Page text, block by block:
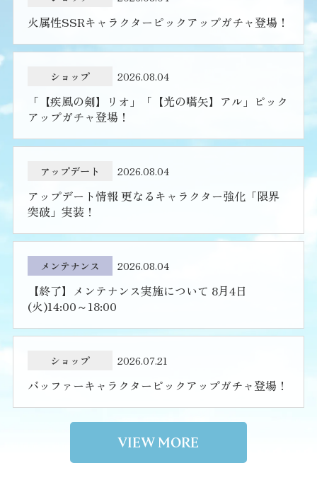
火属性SSRキャラクターピックアップガチャ登場！
ショップ 2026.08.04
「【疾風の剣】リオ」「【光の嚆矢】アル」ピック
アップガチャ登場！
アップデート 2026.08.04
アップデート情報 更なるキャラクター強化「限界
突破」実装！
メンテナンス 2026.08.04
【終了】メンテナンス実施について 8月4日
(火)14:00～18:00
ショップ 2026.07.21
バッファーキャラクターピックアップガチャ登場！
VIEW MORE